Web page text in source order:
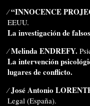
⁄ “INNOCENCE
EEUU.
La investigación de
⁄ Melinda ENDREFY.
La intervención
lugares de conflicto.
⁄ José Antonio
Legal (España).